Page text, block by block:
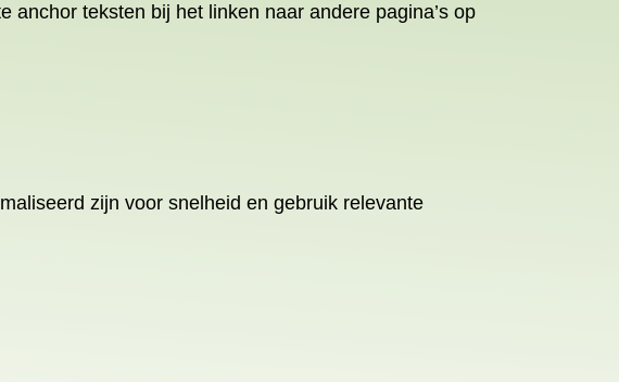
teksten bij het linken naar andere pagina’s op
zijn voor snelheid en gebruik relevante